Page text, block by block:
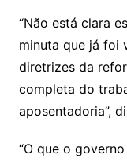
“Não está clara
minuta que já foi
diretrizes da
completa do
aposentadoria”,
“O que o